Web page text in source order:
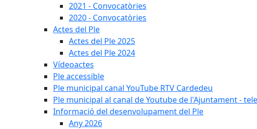
2021 - Convocatòries
2020 - Convocatòries
Actes del Ple
Actes del Ple 2025
Actes del Ple 2024
Vídeoactes
Ple accessible
Ple municipal canal YouTube RTV Cardedeu
Ple municipal al canal de Youtube de l'Ajuntament -
Informació del desenvolupament del Ple
Any 2026